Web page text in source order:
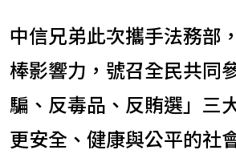
中信兄弟此次攜手法務部
棒影響力，號召全民共同
騙、反毒品、反賄選」三
更安全、健康與公平的社